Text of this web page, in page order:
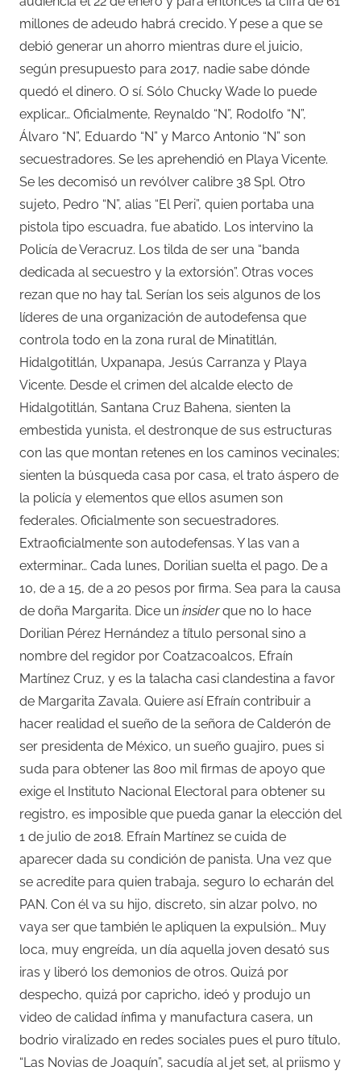
millones de adeudo habrá crecido. Y pese a que se
debió generar un ahorro mientras dure el juicio,
según presupuesto para 2017, nadie sabe dónde
quedó el dinero. O sí. Sólo Chucky Wade lo puede
explicar… Oficialmente, Reynaldo “N”, Rodolfo “N”,
Álvaro “N”, Eduardo “N” y Marco Antonio “N” son
secuestradores. Se les aprehendió en Playa Vicente.
Se les decomisó un revólver calibre 38 Spl. Otro
sujeto, Pedro “N”, alias “El Peri”, quien portaba una
pistola tipo escuadra, fue abatido. Los intervino la
Policía de Veracruz. Los tilda de ser una “banda
dedicada al secuestro y la extorsión”. Otras voces
rezan que no hay tal. Serían los seis algunos de los
líderes de una organización de autodefensa que
controla todo en la zona rural de Minatitlán,
Hidalgotitlán, Uxpanapa, Jesús Carranza y Playa
Vicente. Desde el crimen del alcalde electo de
Hidalgotitlán, Santana Cruz Bahena, sienten la
embestida yunista, el destronque de sus estructuras
con las que montan retenes en los caminos vecinales;
sienten la búsqueda casa por casa, el trato áspero de
la policía y elementos que ellos asumen son
federales. Oficialmente son secuestradores.
Extraoficialmente son autodefensas. Y las van a
exterminar… Cada lunes, Dorilian suelta el pago. De a
10, de a 15, de a 20 pesos por firma. Sea para la causa
de doña Margarita. Dice un insiderque no lo hace
Dorilian Pérez Hernández a título personal sino a
nombre del regidor por Coatzacoalcos, Efraín
Martínez Cruz, y es la talacha casi clandestina a favor
de Margarita Zavala. Quiere así Efraín contribuir a
hacer realidad el sueño de la señora de Calderón de
ser presidenta de México, un sueño guajiro, pues si
suda para obtener las 800 mil firmas de apoyo que
exige el Instituto Nacional Electoral para obtener su
registro, es imposible que pueda ganar la elección del
1 de julio de 2018. Efraín Martínez se cuida de
aparecer dada su condición de panista. Una vez que
se acredite para quien trabaja, seguro lo echarán del
PAN. Con él va su hijo, discreto, sin alzar polvo, no
vaya ser que también le apliquen la expulsión… Muy
loca, muy engreída, un día aquella joven desató sus
iras y liberó los demonios de otros. Quizá por
despecho, quizá por capricho, ideó y produjo un
video de calidad ínfima y manufactura casera, un
bodrio viralizado en redes sociales pues el puro título,
“Las Novias de Joaquín”, sacudía al jet set, al priismo y